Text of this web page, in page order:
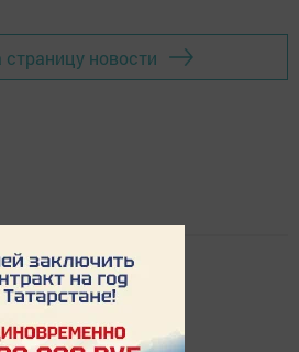
страницу новости